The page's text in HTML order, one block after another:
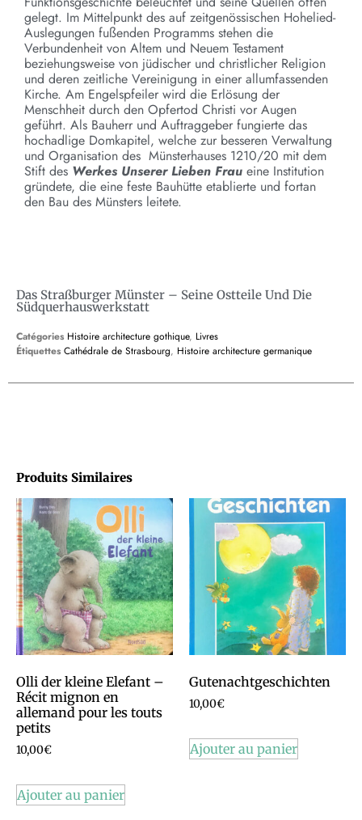
gelegt. Im Mittelpunkt des auf zeitgenössischen Hohelied-
Auslegungen fußenden Programms stehen die
Verbundenheit von Altem und Neuem Testament
beziehungsweise von jüdischer und christlicher Religion
und deren zeitliche Vereinigung in einer allumfassenden
Kirche. Am Engelspfeiler wird die Erlösung der
Menschheit durch den Opfertod Christi vor Augen
geführt. Als Bauherr und Auftraggeber fungierte das
hochadlige Domkapitel, welche zur besseren Verwaltung
und Organisation des Münsterhauses 1210/20 mit dem
Stift des Werkes Unserer Lieben Frau eine Institution
gründete, die eine feste Bauhütte etablierte und fortan
den Bau des Münsters leitete.
Das Straßburger Münster – Seine Ostteile Und Die
Südquerhauswerkstatt
Catégories Histoire architecture gothique, Livres
Étiquettes Cathédrale de Strasbourg, Histoire architecture germanique
Produits Similaires
Olli der kleine Elefant –
Récit mignon en
allemand pour les touts
petits
10,00€
Ajouter au panier
Gutenachtgeschichten
10,00€
Ajouter au panier